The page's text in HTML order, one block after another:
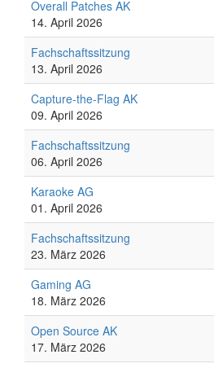
Overall Patches AK
14. April 2026
Fachschaftssitzung
13. April 2026
Capture-the-Flag AK
09. April 2026
Fachschaftssitzung
06. April 2026
Karaoke AG
01. April 2026
Fachschaftssitzung
23. März 2026
Gaming AG
18. März 2026
Open Source AK
17. März 2026